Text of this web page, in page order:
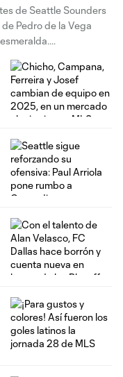
de Seattle Sounders
Pedro de la Vega